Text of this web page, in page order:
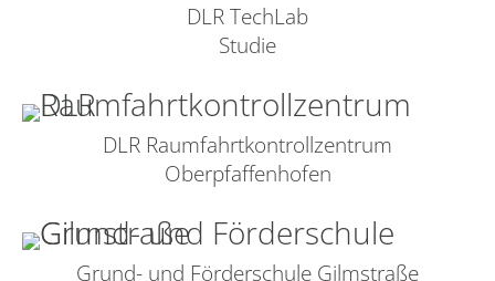
DLR TechLab
Studie
DLR Raumfahrtkontrollzentrum
Oberpfaffenhofen
Grund- und Förderschule Gilmstraße